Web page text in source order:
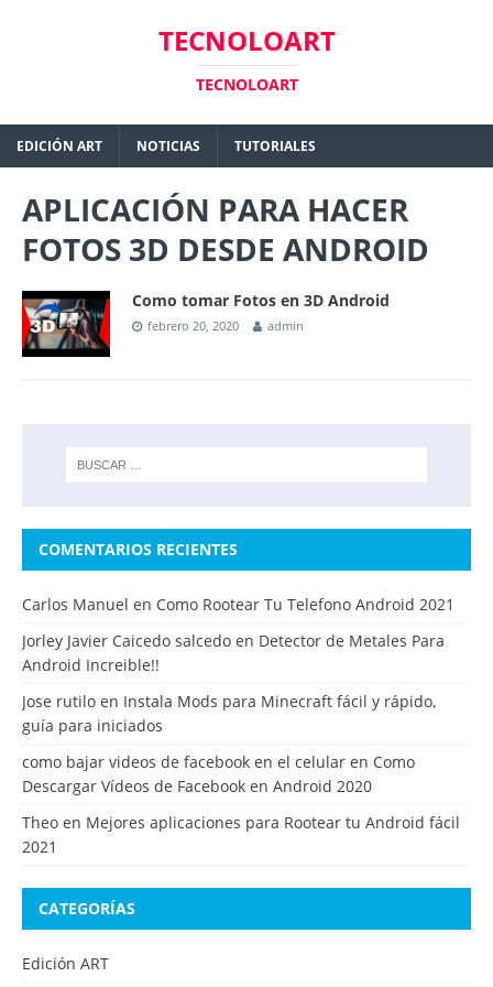
TECNOLOART
TECNOLOART
EDICIÓN ART NOTICIAS TUTORIALES
APLICACIÓN PARA HACER
FOTOS 3D DESDE ANDROID
Como tomar Fotos en 3D Android
febrero 20, 2020 admin
COMENTARIOS RECIENTES
Carlos Manuel en Como Rootear Tu Telefono Android 2021
Jorley Javier Caicedo salcedo en Detector de Metales Para
Android Increible!!
Jose rutilo en Instala Mods para Minecraft fácil y rápido,
guía para iniciados
como bajar videos de facebook en el celular en Como
Descargar Vídeos de Facebook en Android 2020
Theo en Mejores aplicaciones para Rootear tu Android fácil
2021
CATEGORÍAS
Edición ART